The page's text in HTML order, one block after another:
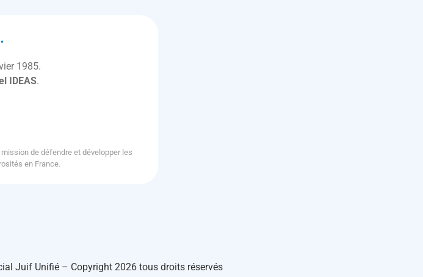
1985.
IDEAS.
de défendre et développer les
en France.
Juif Unifié – Copyright 2026 tous droits réservés